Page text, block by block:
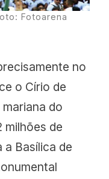
Fotoarena
no
o Círio de
do
milhões de
a Basílica de